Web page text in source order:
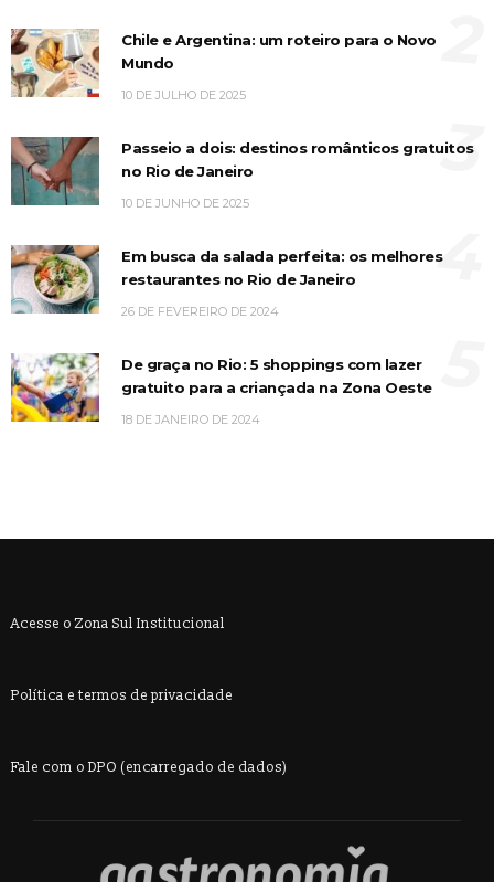
Chile e Argentina: um roteiro para o Novo
Mundo
10 DE JULHO DE 2025
Passeio a dois: destinos românticos gratuitos
no Rio de Janeiro
10 DE JUNHO DE 2025
3
Em busca da salada perfeita: os melhores
restaurantes no Rio de Janeiro
26 DE FEVEREIRO DE 2024
4
De graça no Rio: 5 shoppings com lazer
gratuito para a criançada na Zona Oeste
18 DE JANEIRO DE 2024
Acesse o Zona Sul Institucional
Política e termos de privacidade
Fale com o DPO (encarregado de dados)